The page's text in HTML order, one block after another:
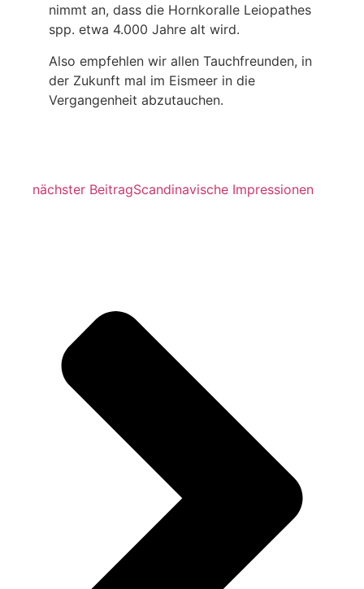
nimmt an, dass die Hornkoralle Leiopathes
spp. etwa 4.000 Jahre alt wird.
Also empfehlen wir allen Tauchfreunden, in
der Zukunft mal im Eismeer in die
Vergangenheit abzutauchen.
nächster BeitragScandinavische Impressionen